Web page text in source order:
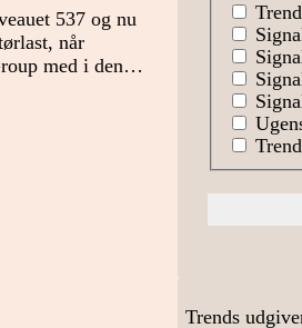
537 og nu
når
med i den…
Trends